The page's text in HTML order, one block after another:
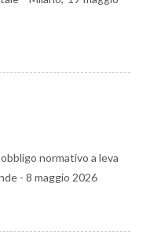
normativo a leva
- 8 maggio 2026